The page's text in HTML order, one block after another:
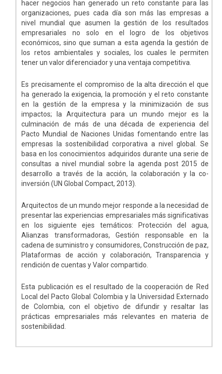
hacer negocios han generado un reto constante para las
organizaciones, pues cada día son más las empresas a
nivel mundial que asumen la gestión de los resultados
empresariales no solo en el logro de los objetivos
económicos, sino que suman a esta agenda la gestión de
los retos ambientales y sociales, los cuales le permiten
tener un valor diferenciador y una ventaja competitiva.
Es precisamente el compromiso de la alta dirección el que
ha generado la exigencia, la promoción y el reto constante
en la gestión de la empresa y la minimización de sus
impactos; la Arquitectura para un mundo mejor es la
culminación de más de una década de experiencia del
Pacto Mundial de Naciones Unidas fomentando entre las
empresas la sostenibilidad corporativa a nivel global. Se
basa en los conocimientos adquiridos durante una serie de
consultas a nivel mundial sobre la agenda post 2015 de
desarrollo a través de la acción, la colaboración y la co-
inversión (UN Global Compact, 2013).
Arquitectos de un mundo mejor responde a la necesidad de
presentar las experiencias empresariales más significativas
en los siguiente ejes temáticos: Protección del agua,
Alianzas transformadoras, Gestión responsable en la
cadena de suministro y consumidores, Construcción de paz,
Plataformas de acción y colaboración, Transparencia y
rendición de cuentas y Valor compartido.
Esta publicación es el resultado de la cooperación de Red
Local del Pacto Global Colombia y la Universidad Externado
de Colombia, con el objetivo de difundir y resaltar las
prácticas empresariales más relevantes en materia de
sostenibilidad.